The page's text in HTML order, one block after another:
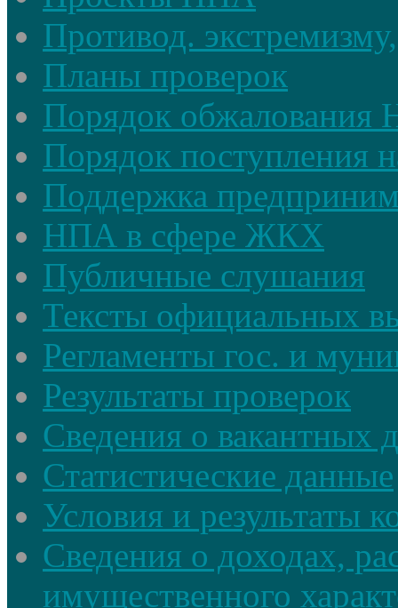
Противод.
Планы проверок
Порядок
Порядок поступления
Поддержка
НПА в сфере ЖКХ
Публичные слушания
Тексты официальных
Регламенты гос. и
Результаты проверок
Сведения о вакантных
Статистические данные
Условия и результаты
Сведения о доходах,
имущественного